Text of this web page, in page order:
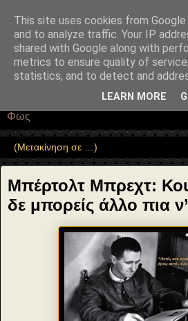
"potentialAction": { "@type": "ReadAction",
"https://www.sophia-ntrekou.gr/2013/12/
Brecht.html" } }
Αέναη
• Επιστήμη • Ψυχολογία • Λογοτεχνία
Φιλοσοφία • Στοχασμοί... για τη
Φως
Μπέρτολτ Μπρεχτ:
δε μπορείς άλλο πια
This site uses cookies from
and to analyze traffic. Your IP
shared with Google along with
metrics to ensure quality of
statistics, and to detect and
LEARN MORE